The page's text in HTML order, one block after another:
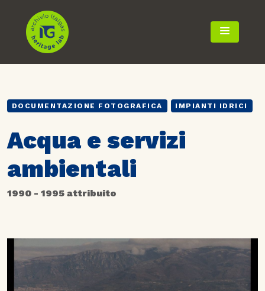
DOCUMENTAZIONE FOTOGRAFICA IMPIANTI IDRICI
Acqua e servizi
ambientali
1990 - 1995 attribuito